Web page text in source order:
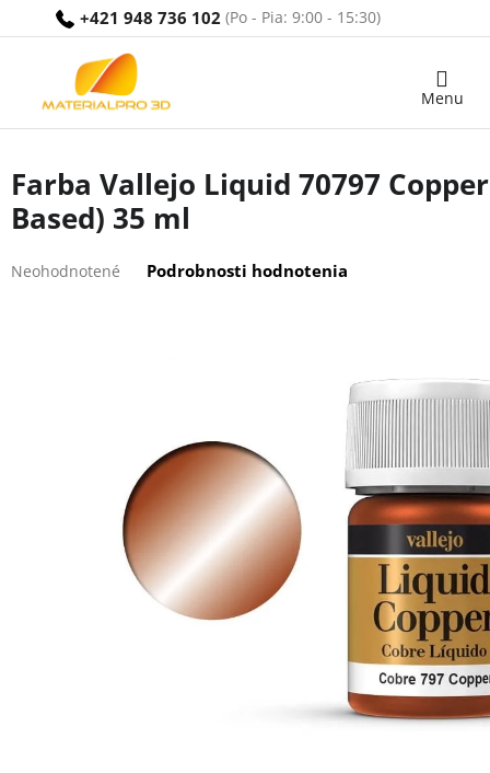
+421 948 736 102
Nákupný
Farba Vallejo Liquid 70797
Based) 35 ml
hodnotenie
Neohodnotené Podrobnosti hodnotenia